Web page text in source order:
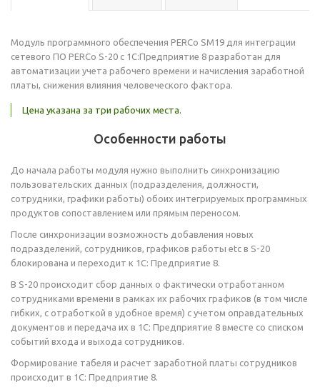
Модуль программного обеспечения PERCo SM19 для интеграции
сетевого ПО PERCo S-20 с 1С:Предприятие 8 разработан для
автоматизации учета рабочего времени и начисления заработной
платы, снижения влияния человеческого фактора.
Цена указана за три рабочих места.
Особенности работы
До начала работы модуля нужно выполнить синхронизацию
пользовательских данных (подразделения, должности,
сотрудники, графики работы) обоих интегрируемых программных
продуктов сопоставлением или прямым переносом.
После синхронизации возможность добавления новых
подразделений, сотрудников, графиков работы etc в S-20
блокирована и переходит к 1С: Предприятие 8.
В S-20 происходит сбор данных о фактически отработанном
сотрудниками времени в рамках их рабочих графиков (в том числе
гибких, с отработкой в удобное время) с учетом оправдательных
документов и передача их в 1С: Предприятие 8 вместе со списком
событий входа и выхода сотрудников.
Формирование табеля и расчет заработной платы сотрудников
происходит в 1С: Предприятие 8.